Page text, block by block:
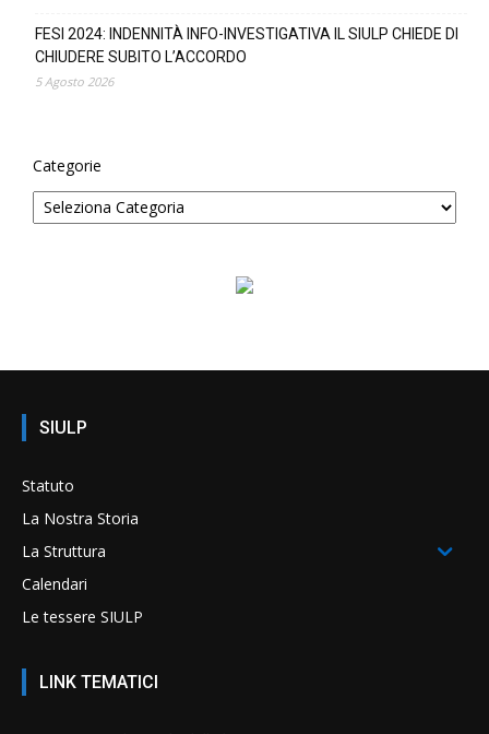
FESI 2024: INDENNITÀ INFO-INVESTIGATIVA IL SIULP CHIEDE DI
CHIUDERE SUBITO L’ACCORDO
5 Agosto 2026
Categorie
SIULP
Statuto
La Nostra Storia
La Struttura
Calendari
Le tessere SIULP
LINK TEMATICI